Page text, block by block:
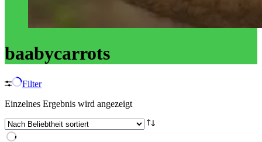
baabycarrots
Filter
Einzelnes Ergebnis wird angezeigt